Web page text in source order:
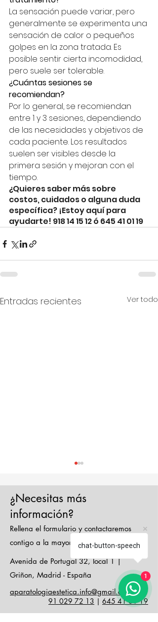
La sensación puede variar, pero
generalmente se experimenta una
sensación de calor o pequeños
golpes en la zona tratada. Es
posible sentir cierta incomodidad,
pero suele ser tolerable.
¿Cuántas sesiones se
recomiendan?
Por lo general, se recomiendan
entre 1 y 3 sesiones, dependiendo
de las necesidades y objetivos de
cada paciente. Los resultados
suelen ser visibles desde la
primera sesión y mejoran con el
tiempo.
¿Quieres saber más sobre
costos, cuidados o alguna duda
específica? ¡Estoy aquí para
ayudarte! 918 14 15 12 ó 645 41 01 19
Entradas recientes Ver todo
Verano: el mejor
momento para
realizar el
mantenimiento
preventivo de tus
equipos láser de
¿Necesitas más
información?
Rellena el formulario y contactaremos
contigo a la mayor brevedad posible
Avenida de Portugal 32, local 1 |
Griñon, Madrid - España
aparatologiaestetica.info@gmail.com
91 029 72 13 | 645 41 01 19
chat-button-speech
1